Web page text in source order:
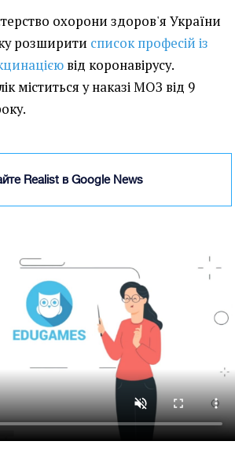
охорони здоров'я України
розширити список професій із
від коронавірусу.
міститься у наказі МОЗ від 9
Realist в Google News